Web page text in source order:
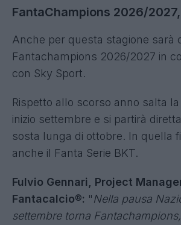
FantaChampions 2026/
Anche per questa stagione sarà
Fantachampions 2026/2027 in
con Sky Sport.
Rispetto allo scorso anno salta
inizio settembre e si partirà
sosta lunga di ottobre. In quella
anche il Fanta Serie BKT.
Fulvio Gennari, Project
Fantacalcio®: "Nella pausa
settembre torna